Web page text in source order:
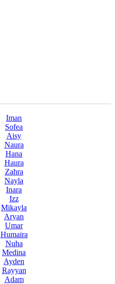
Iman
Sofea
Aisy
Naura
Hana
Haura
Zahra
Nayla
Inara
Izz
Mikayla
Aryan
Umar
Humaira
Nuha
Medina
Ayden
Rayyan
Adam